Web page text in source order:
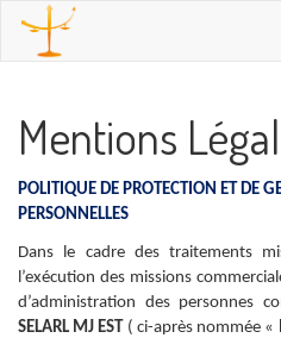
Mentions
POLITIQUE DE PROTECTION ET DE
PERSONNELLES
Dans le cadre des traitements
l’exécution des missions
d’administration des personnes
SELARL MJ EST( ci-après nommée «